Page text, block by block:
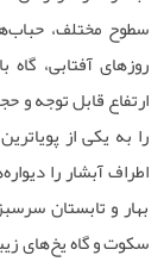
سطوح مختلف،
روزهای آفتابی،
ارتفاع قابل توجه و
را به یکی از
اطراف آبشار را
بهار و تابستان
سکوت و گاه یخ‌های